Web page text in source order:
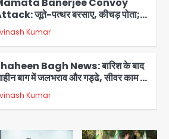
Banerjee Convoy
जूते-पत्थर बरसाए, कीचड़ पोता;
‘माथा फट जाता’
Kumar
Bagh News: बारिश के बाद
बाग में जलभराव और गड्ढे, सीवर काम से
परेशानKumar
Monday of Sawan: सावन